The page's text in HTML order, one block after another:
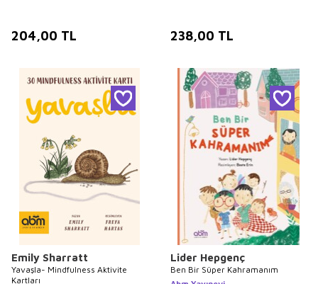
204,00 TL 238,00 TL
Emily Sharratt
Yavaşla- Mindfulness Aktivite
Kartları
Lider Hepgenç
Ben Bir Süper Kahramanım